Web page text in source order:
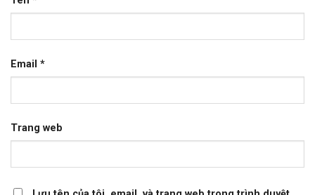
Email *
Trang web